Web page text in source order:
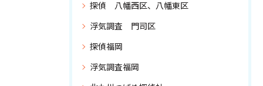
探偵 八幡西区、八幡東区
浮気調査 門司区
探偵福岡
浮気調査福岡